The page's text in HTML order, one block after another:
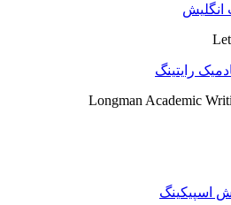
انگلیش
رایتینگ
Longman Academic
اسپیکینگ